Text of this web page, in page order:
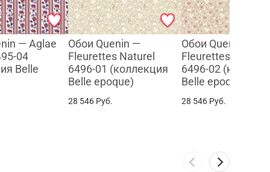
— Aglae
04
Belle
Обои Quenin —
Fleurettes Naturel
6496-01 (коллекция
Belle epoque)
28 546 Руб.
Обои Quenin —
Fleurettes
6496-02
Belle epoque)
28 546 Руб.